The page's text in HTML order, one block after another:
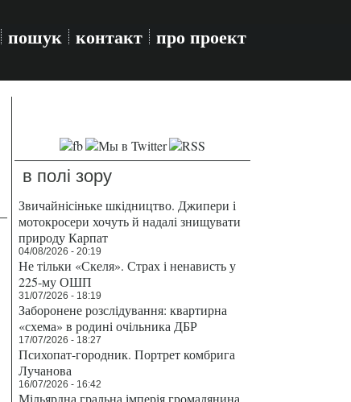
пошук контакт про проект
в полі зору
Звичайнісіньке шкідництво. Джипери і
мотокросери хочуть й надалі знищувати
природу Карпат
04/08/2026 - 20:19
Не тільки «Скеля». Страх і ненависть у
225-му ОШП
31/07/2026 - 18:19
Заборонене розслідування: квартирна
«схема» в родині очільника ДБР
17/07/2026 - 18:27
Психопат-городник. Портрет комбрига
Лучанова
16/07/2026 - 16:42
Мільярдна гральна імперія громадянина